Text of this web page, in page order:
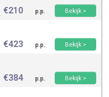
€210 p.p.
Bekijk >
€423 p.p.
Bekijk >
€384 p.p.
Bekijk >